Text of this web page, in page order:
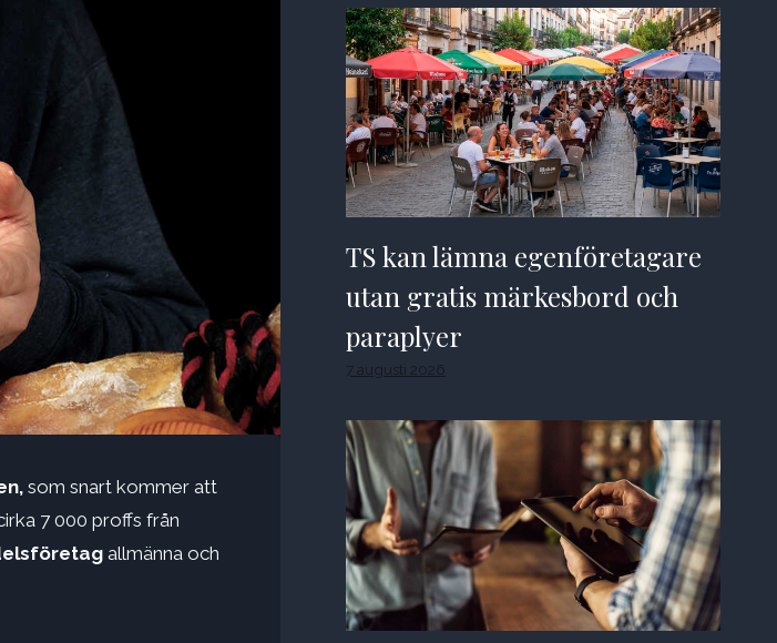
som snart kommer att
7 000 proffs från
allmänna och
TS kan lämna egenföretagare
utan gratis märkesbord och
paraplyer
7 augusti 2026